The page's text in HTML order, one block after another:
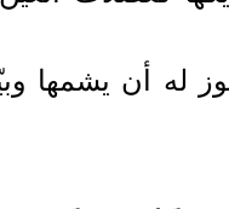
له أن يشمها